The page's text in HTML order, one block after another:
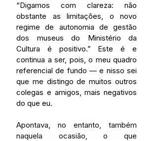
“Digamos com clareza: não
obstante as limitações, o novo
regime de autonomia de gestão
dos museus do Ministério da
Cultura é positivo.” Este é e
continua a ser, pois, o meu quadro
referencial de fundo — e nisso sei
que me distingo de muitos outros
colegas e amigos, mais negativos
do que eu.
Apontava, no entanto, também
naquela ocasião, o que